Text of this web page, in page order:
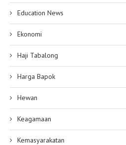
Education News
Ekonomi
Haji Tabalong
Harga Bapok
Hewan
Keagamaan
Kemasyarakatan